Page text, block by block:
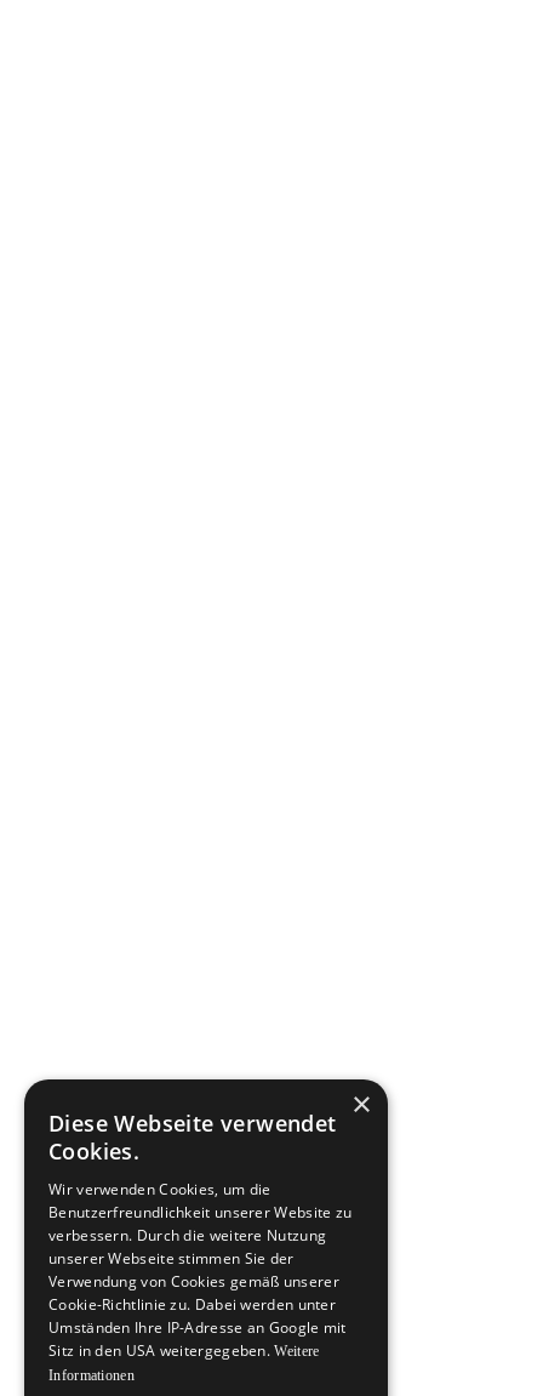
×
Diese Webseite verwendet
Cookies.
Wir verwenden Cookies, um die
Benutzerfreundlichkeit unserer Website zu
verbessern. Durch die weitere Nutzung
unserer Webseite stimmen Sie der
Verwendung von Cookies gemäß unserer
Cookie-Richtlinie zu. Dabei werden unter
Umständen Ihre IP-Adresse an Google mit
Sitz in den USA weitergegeben.Weitere
Informationen